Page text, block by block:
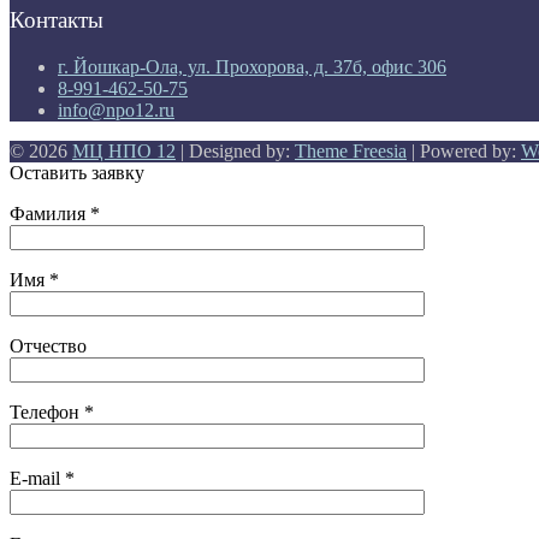
Контакты
г. Йошкар-Ола, ул. Прохорова, д. 37б, офис 306
8-991-462-50-75
info@npo12.ru
© 2026 МЦ НПО 12 | Designed by: Theme Freesia | Powered by:
Оставить заявку
Фамилия *
Имя *
Отчество
Телефон *
E-mail *